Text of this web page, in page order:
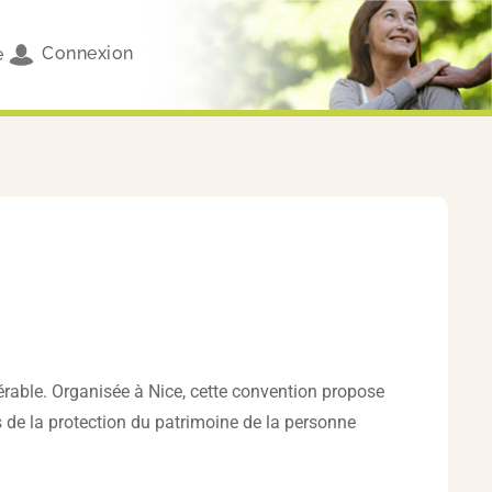
Connexion
Organisée à Nice, cette convention propose
la protection du patrimoine de la personne